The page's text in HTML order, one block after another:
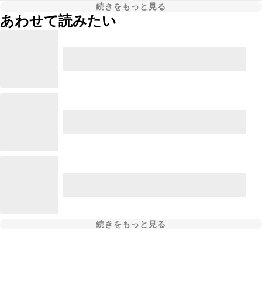
続きをもっと見る
あわせて読みたい
続きをもっと見る